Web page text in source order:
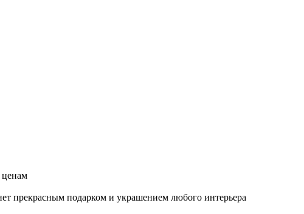
ценам
прекрасным подарком и украшением любого интерьера